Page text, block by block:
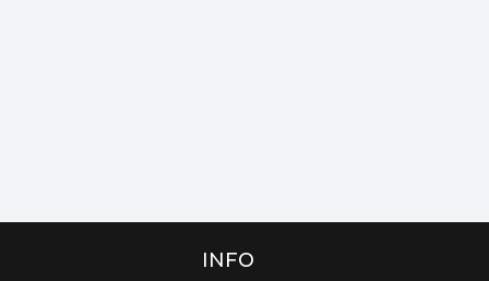
INFO